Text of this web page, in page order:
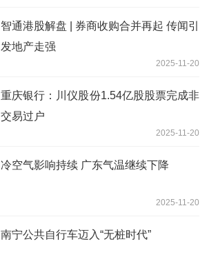
智通港股解盘 | 券商收购合并再起 传闻引
发地产走强
2025-11-20
重庆银行：川仪股份1.54亿股股票完成非
交易过户
2025-11-20
冷空气影响持续 广东气温继续下降
2025-11-20
南宁公共自行车迈入“无桩时代”